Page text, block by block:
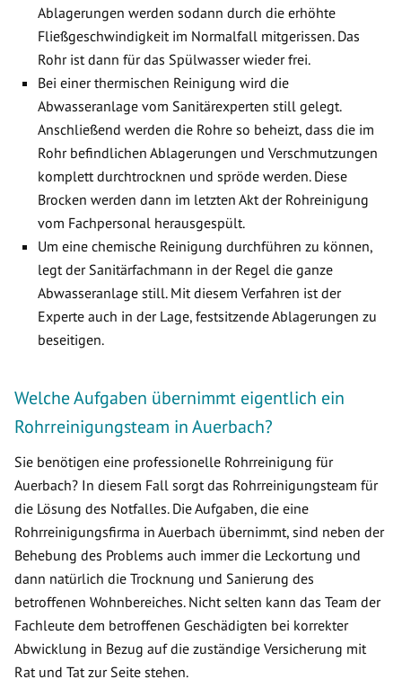
Ablagerungen werden sodann durch die erhöhte
Fließgeschwindigkeit im Normalfall mitgerissen. Das
Rohr ist dann für das Spülwasser wieder frei.
Bei einer thermischen Reinigung wird die
Abwasseranlage vom Sanitärexperten still gelegt.
Anschließend werden die Rohre so beheizt, dass die im
Rohr befindlichen Ablagerungen und Verschmutzungen
komplett durchtrocknen und spröde werden. Diese
Brocken werden dann im letzten Akt der Rohreinigung
vom Fachpersonal herausgespült.
Um eine chemische Reinigung durchführen zu können,
legt der Sanitärfachmann in der Regel die ganze
Abwasseranlage still. Mit diesem Verfahren ist der
Experte auch in der Lage, festsitzende Ablagerungen zu
beseitigen.
Welche Aufgaben übernimmt eigentlich ein
Rohrreinigungsteam in Auerbach?
Sie benötigen eine professionelle Rohrreinigung für
Auerbach? In diesem Fall sorgt das Rohrreinigungsteam für
die Lösung des Notfalles. Die Aufgaben, die eine
Rohrreinigungsfirma in Auerbach übernimmt, sind neben der
Behebung des Problems auch immer die Leckortung und
dann natürlich die Trocknung und Sanierung des
betroffenen Wohnbereiches. Nicht selten kann das Team der
Fachleute dem betroffenen Geschädigten bei korrekter
Abwicklung in Bezug auf die zuständige Versicherung mit
Rat und Tat zur Seite stehen.